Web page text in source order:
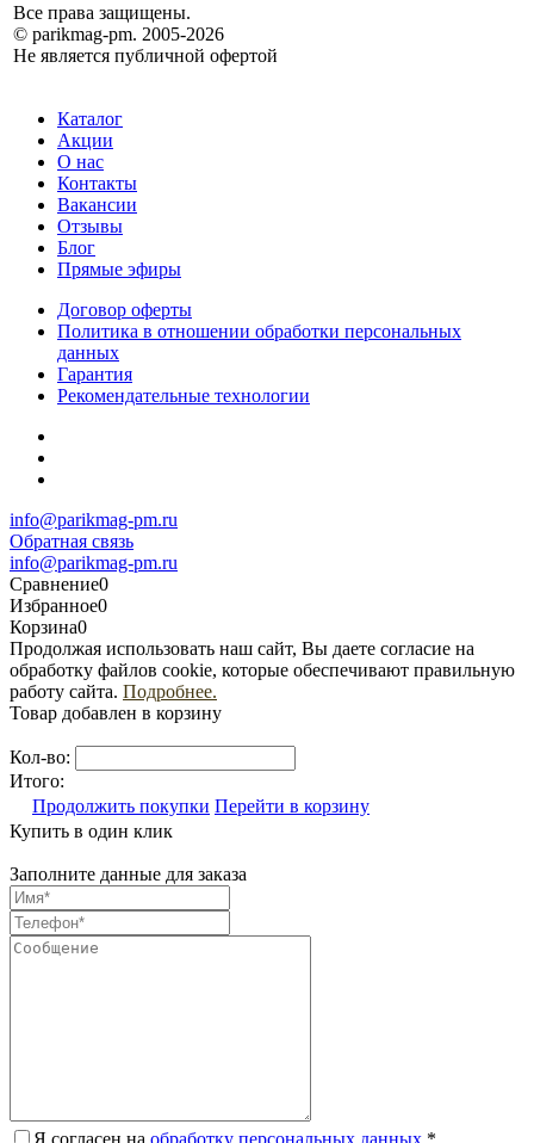
Все права защищены.
© parikmag-pm. 2005-2026
Не является публичной офертой
Каталог
Акции
О нас
Контакты
Вакансии
Отзывы
Блог
Прямые эфиры
Договор оферты
Политика в отношении обработки персональных
данных
Гарантия
Рекомендательные технологии
info@parikmag-pm.ru
Обратная связь
info@parikmag-pm.ru
Сравнение0
Избранное0
Корзина0
Продолжая использовать наш сайт, Вы даете согласие на
обработку файлов cookie, которые обеспечивают правильную
работу сайта. Подробнее.
Товар добавлен в корзину
Кол-во:
Итого:
Продолжить покупки Перейти в корзину
Купить в один клик
Заполните данные для заказа
Я согласен на обработку персональных данных. *